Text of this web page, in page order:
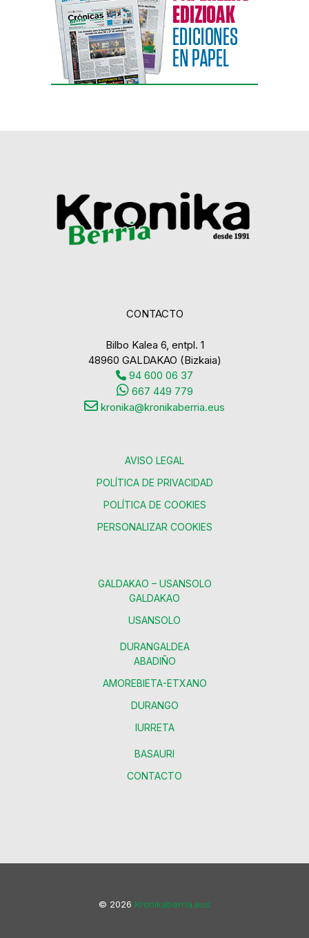
CONTACTO
Bilbo Kalea 6, entpl. 1
48960 GALDAKAO (Bizkaia)
94 600 06 37
667 449 779
kronika@kronikaberria.eus
AVISO LEGAL
POLÍTICA DE PRIVACIDAD
POLÍTICA DE COOKIES
PERSONALIZAR COOKIES
GALDAKAO – USANSOLO
GALDAKAO
USANSOLO
DURANGALDEA
ABADIÑO
AMOREBIETA-ETXANO
DURANGO
IURRETA
BASAURI
CONTACTO
© 2026 Kronikaberria.eus